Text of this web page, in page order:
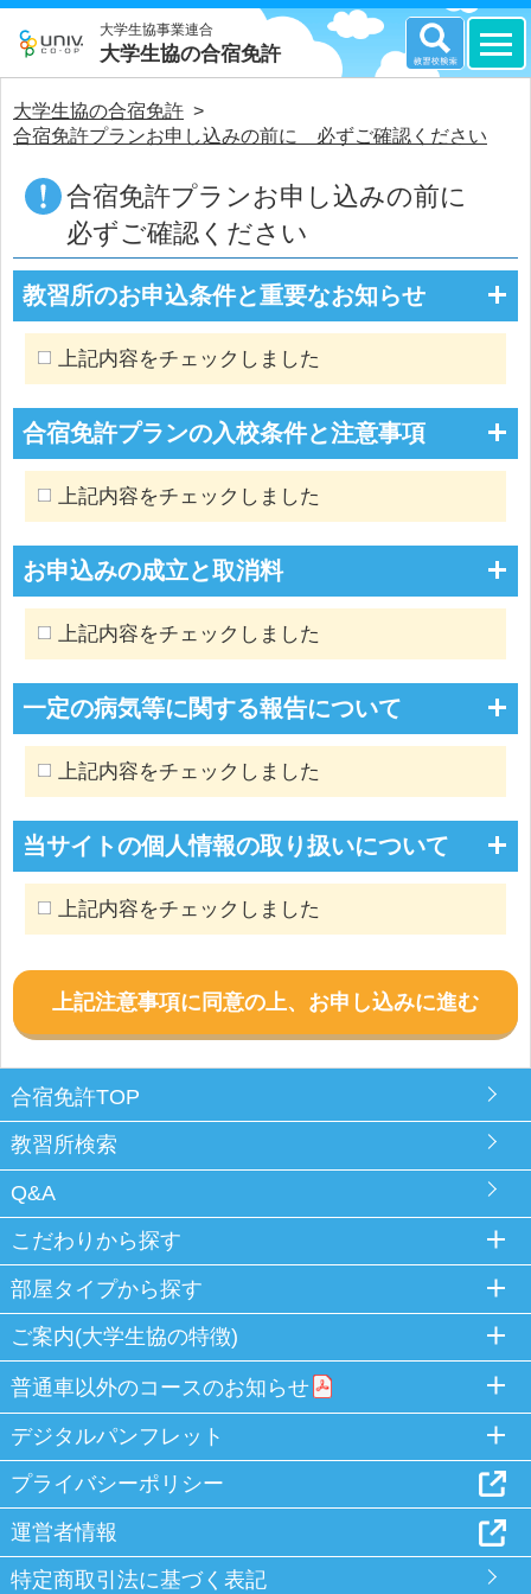
大学生協事業連合
大学生協の合宿免許
大学生協の合宿免許 >
合宿免許プランお申し込みの前に 必ずご確認ください
合宿免許プランお申し込みの前に
必ずご確認ください
教習所のお申込条件と重要なお知らせ
上記内容をチェックしました
合宿免許プランの入校条件と注意事項
上記内容をチェックしました
お申込みの成立と取消料
上記内容をチェックしました
一定の病気等に関する報告について
上記内容をチェックしました
当サイトの個人情報の取り扱いについて
上記内容をチェックしました
上記注意事項に同意の上、お申し込みに進む
合宿免許TOP
教習所検索
Q&A
こだわりから探す
部屋タイプから探す
ご案内(大学生協の特徴)
普通車以外のコースのお知らせ
デジタルパンフレット
プライバシーポリシー
運営者情報
特定商取引法に基づく表記